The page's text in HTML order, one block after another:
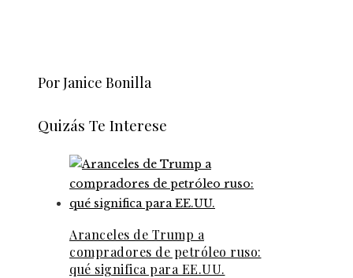
Por Janice Bonilla
Quizás Te Interese
Aranceles de Trump a
compradores de petróleo ruso:
qué significa para EE.UU.